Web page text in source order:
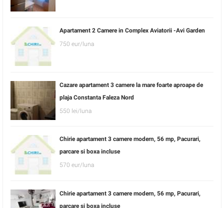
Apartament 2 Camere in Complex Aviatorii -Avi Garden
750 eur/luna
Cazare apartament 3 camere la mare foarte aproape de
plaja Constanta Faleza Nord
550 lei/luna
Chirie apartament 3 camere modern, 56 mp, Pacurari,
parcare si boxa incluse
570 eur/luna
Chirie apartament 3 camere modern, 56 mp, Pacurari,
parcare si boxa incluse